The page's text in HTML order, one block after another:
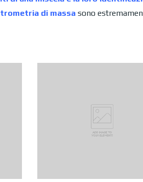
di massa sono